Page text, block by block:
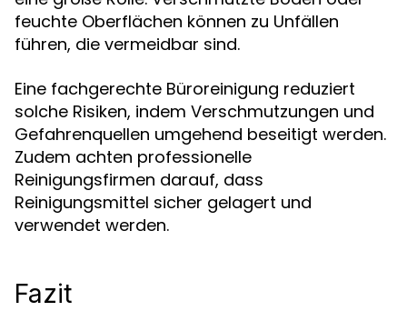
feuchte Oberflächen können zu Unfällen
führen, die vermeidbar sind.
Eine fachgerechte Büroreinigung reduziert
solche Risiken, indem Verschmutzungen und
Gefahrenquellen umgehend beseitigt werden.
Zudem achten professionelle
Reinigungsfirmen darauf, dass
Reinigungsmittel sicher gelagert und
verwendet werden.
Fazit